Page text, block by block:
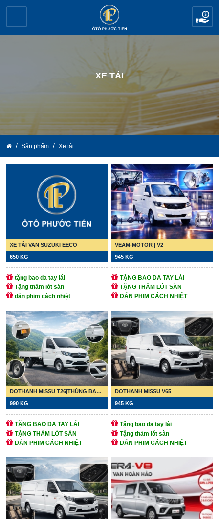
XE TẢI
Sản phẩm Xe tải
XE TẢI VAN SUZUKI EECO
650 KG
tặng bao da tay lái
Tặng thảm lót sàn
dán phim cách nhiệt
VEAM-MOTOR | V2
945 KG
TẶNG BAO DA TAY LÁI
TẶNG THẢM LÓT SÀN
DÁN PHIM CÁCH NHIỆT
DOTHANH MISSU T26|THÙNG BẠT/THÙNG KÍN/THÙNG LỬNG
990 KG
TẶNG BAO DA TAY LÁI
TẶNG THẢM LÓT SÀN
DÁN PHIM CÁCH NHIỆT
DOTHANH MISSU V65
945 KG
Tặng bao da tay lái
Tặng thảm lót sàn
DÁN PHIM CÁCH NHIỆT